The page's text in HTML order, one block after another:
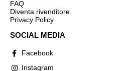
FAQ
Diventa rivenditore
Privacy Policy
SOCIAL MEDIA
Facebook
Instagram